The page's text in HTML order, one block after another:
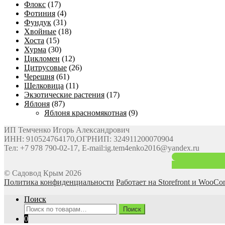
Флокс (17)
Фотиния (4)
Фундук (31)
Хвойные (18)
Хоста (15)
Хурма (30)
Цикломен (12)
Цитрусовые (26)
Черешня (61)
Шелковица (11)
Экзотические растения (17)
Яблоня (87)
Яблоня красномякотная (9)
ИП Темченко Игорь Александрович
ИНН: 910524764170,ОГРНИП: 324911200070904
Тел: +7 978 790-02-17, E-mail:ig.tem4enko2016@yandex.ru
© Садовод Крым 2026
Политика конфиденциальности Работает на Storefront и
Поиск
Искать:
Поиск
0